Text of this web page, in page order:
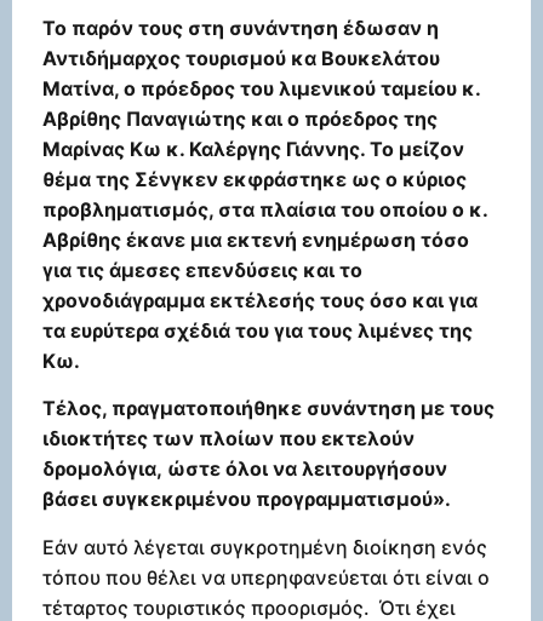
Το παρόν τους στη συνάντηση έδωσαν η
Αντιδήμαρχος τουρισμού κα Βουκελάτου
Ματίνα, ο πρόεδρος του λιμενικού ταμείου κ.
Αβρίθης Παναγιώτης και ο πρόεδρος της
Μαρίνας Κω κ. Καλέργης Γιάννης. Το μείζον
θέμα της Σένγκεν εκφράστηκε ως ο κύριος
προβληματισμός, στα πλαίσια του οποίου ο κ.
Αβρίθης έκανε μια εκτενή ενημέρωση τόσο
για τις άμεσες επενδύσεις και το
χρονοδιάγραμμα εκτέλεσής τους όσο και για
τα ευρύτερα σχέδιά του για τους λιμένες της
Κω.
Τέλος, πραγματοποιήθηκε συνάντηση με τους
ιδιοκτήτες των πλοίων που εκτελούν
δρομολόγια, ώστε όλοι να λειτουργήσουν
βάσει συγκεκριμένου προγραμματισμού».
Εάν αυτό λέγεται συγκροτημένη διοίκηση ενός
τόπου που θέλει να υπερηφανεύεται ότι είναι ο
τέταρτος τουριστικός προορισμός. Ότι έχει